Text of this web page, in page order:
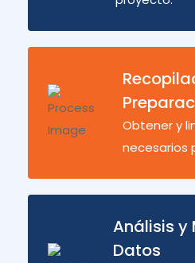
Obtener y
necesarios
Análisis y
Datos